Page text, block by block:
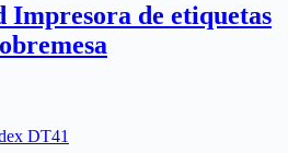
Impresora de etiquetas